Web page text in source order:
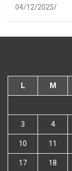
04/12/2025
L M
3 4
10 11
17 18